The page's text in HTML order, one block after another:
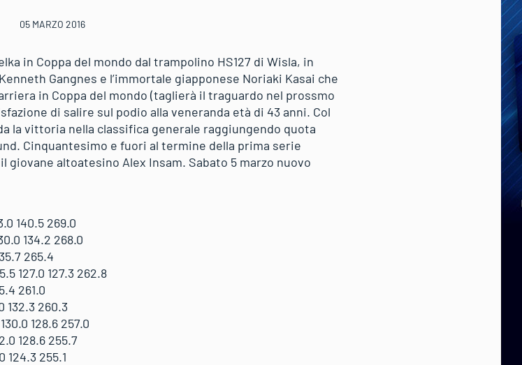
05 MARZO 2016
in Coppa del mondo dal trampolino HS127 di Wisla, in
Gangnes e l’immortale giapponese Noriaki Kasai che
in Coppa del mondo (taglierà il traguardo nel prossmo
di salire sul podio alla veneranda età di 43 anni. Col
la vittoria nella classifica generale raggiungendo quota
Cinquantesimo e fuori al termine della prima serie
altoatesino Alex Insam. Sabato 5 marzo nuovo
140.5 269.0
134.2 268.0
265.4
127.0 127.3 262.8
261.0
132.3 260.3
128.6 257.0
128.6 255.7
124.3 255.1